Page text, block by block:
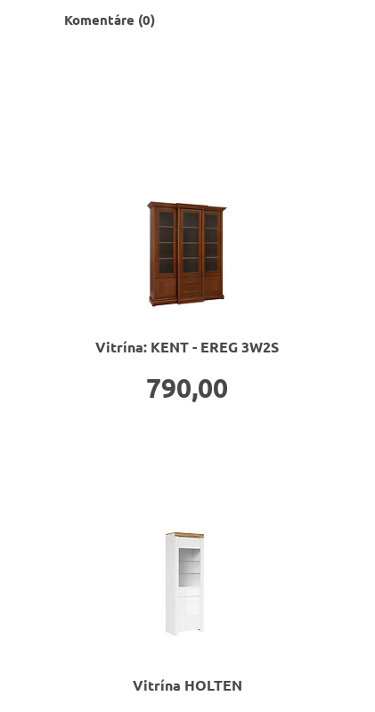
Komentáre (0)
Vitrína: KENT - EREG 3W2S
790,00
Vitrína HOLTEN